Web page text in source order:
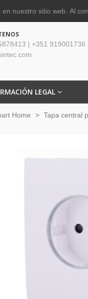
| +351 919001736
LEGAL
Home > Tapa central
nuestro sitio web. Al